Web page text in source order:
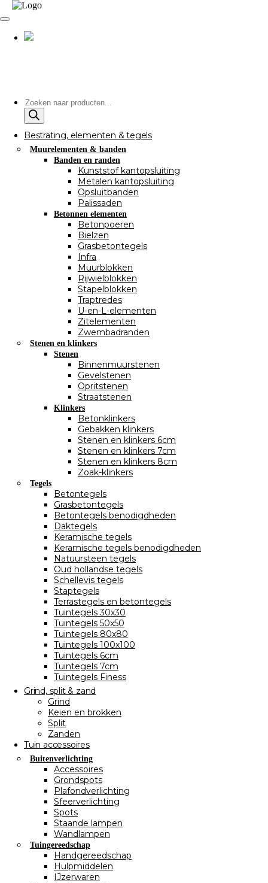
Producten
zoeken
Bestrating, elementen & tegels
Muurelementen & banden
Banden en randen
Kunststof kantopsluiting
Metalen kantopsluiting
Opsluitbanden
Palissaden
Betonnen elementen
Betonpoeren
Bielzen
Grasbetontegels
Infra
Muurblokken
Rijwielblokken
Stapelblokken
Traptredes
U-en-L-elementen
Zitelementen
Zwembadranden
Stenen en klinkers
Stenen
Binnenmuurstenen
Gevelstenen
Opritstenen
Straatstenen
Klinkers
Betonklinkers
Gebakken klinkers
Stenen en klinkers 6cm
Stenen en klinkers 7cm
Stenen en klinkers 8cm
Zoak-klinkers
Tegels
Betontegels
Grasbetontegels
Betontegels benodigdheden
Daktegels
Keramische tegels
Keramische tegels benodigdheden
Natuursteen tegels
Oud hollandse tegels
Schellevis tegels
Staptegels
Terrastegels en betontegels
Tuintegels 30x30
Tuintegels 50x50
Tuintegels 80x80
Tuintegels 100x100
Tuintegels 6cm
Tuintegels 7cm
Tuintegels Finess
Grind, split & zand
Grind
Keien en brokken
Split
Zanden
Tuin accessoires
Buitenverlichting
Accessoires
Grondspots
Plafondverlichting
Sfeerverlichting
Spots
Staande lampen
Wandlampen
Tuingereedschap
Handgereedschap
Hulpmiddelen
IJzerwaren